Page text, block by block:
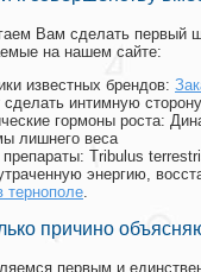
Вам сделать первый
на нашем сайте:
известных брендов:
сделать интимную
гормоны роста:
лишнего веса
Tribulus
энергию,
тернополе.
причино
первым и